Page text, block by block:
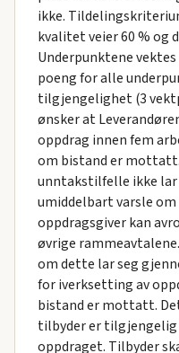
ikke.
kvalitet veier 60 % og
Underpunktene
poeng for alle
tilgjengelighet (3
ønsker at
oppdrag innen fem
om bistand er
unntakstilfelle ikke lar
umiddelbart varsle
oppdragsgiver kan
øvrige
om dette lar seg
for iverksetting av
bistand er mottatt.
tilbyder er tilgjengelig
oppdraget. Tilbyder